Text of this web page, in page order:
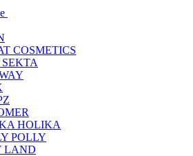
COSMETICS
HOLIKA
POLLY
LAND